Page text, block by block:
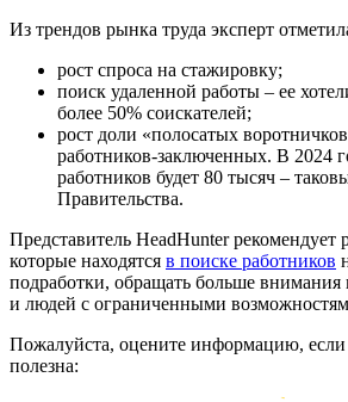
Из трендов рынка труда эксперт
рост спроса на стажировку;
поиск удаленной работы – ее
более 50% соискателей;
рост доли «полосатых
работников-заключенных. В 2024
работников будет 80 тысяч –
Правительства.
Представитель HeadHunter рекомендует
которые находятся в поиске работников
подработки, обращать больше
и людей с ограниченными
Пожалуйста, оцените информацию,
полезна: